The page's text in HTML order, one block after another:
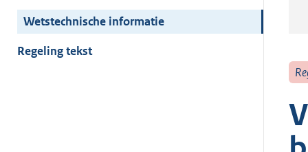
Wetstechnische informatie
Regeling tekst